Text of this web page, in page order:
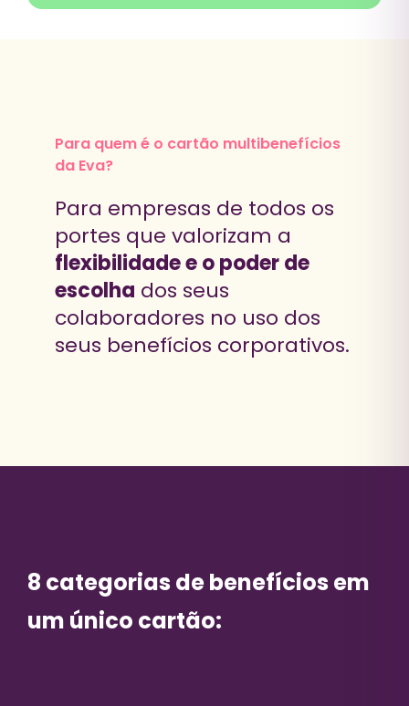
Para quem é o cartão multibenefícios
da Eva?
Para empresas de todos os
portes que valorizam a
flexibilidade e o poder de
escolha dos seus
colaboradores no uso dos
seus benefícios corporativos.
8 categorias de benefícios em
um único cartão: